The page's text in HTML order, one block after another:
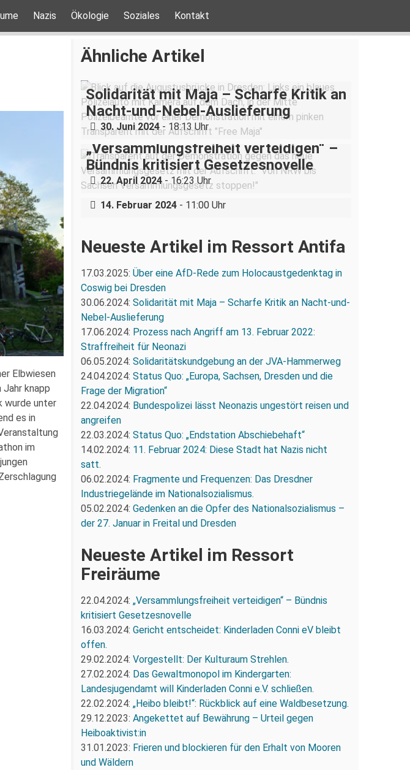
Nazis Ökologie Soziales Kontakt
Elbwiesen
knapp
wurde unter
es in
im
Ähnliche Artikel
Solidarität mit Maja – Scharfe Kritik an
Nacht-und-Nebel-Auslieferung
30. Juni 2024- 18:13 Uhr
„Versammlungsfreiheit verteidigen“ –
Bündnis kritisiert Gesetzesnovelle
22. April 2024- 16:23 Uhr
11. Februar 2024: Diese Stadt hat
Nazis nicht satt.
14. Februar 2024- 11:00 Uhr
Neueste Artikel im Ressort Antifa
17.03.2025: Über eine AfD-Rede zum Holocaustgedenktag in
Coswig bei Dresden
30.06.2024: Solidarität mit Maja – Scharfe Kritik an Nacht-und-
Nebel-Auslieferung
17.06.2024: Prozess nach Angriff am 13. Februar 2022:
Straffreiheit für Neonazi
06.05.2024: Solidaritätskundgebung an der JVA-Hammerweg
24.04.2024: Status Quo: „Europa, Sachsen, Dresden und die
Frage der Migration“
22.04.2024: Bundespolizei lässt Neonazis ungestört reisen und
angreifen
22.03.2024: Status Quo: „Endstation Abschiebehaft“
14.02.2024: 11. Februar 2024: Diese Stadt hat Nazis nicht
satt.
06.02.2024: Fragmente und Frequenzen: Das Dresdner
Industriegelände im Nationalsozialismus.
05.02.2024: Gedenken an die Opfer des Nationalsozialismus –
der 27. Januar in Freital und Dresden
Neueste Artikel im Ressort
Freiräume
22.04.2024: „Versammlungsfreiheit verteidigen“ – Bündnis
kritisiert Gesetzesnovelle
16.03.2024: Gericht entscheidet: Kinderladen Conni eV bleibt
offen.
29.02.2024: Vorgestellt: Der Kulturaum Strehlen.
27.02.2024: Das Gewaltmonopol im Kindergarten:
Landesjugendamt will Kinderladen Conni e.V. schließen.
22.02.2024: „Heibo bleibt!“: Rückblick auf eine Waldbesetzung.
29.12.2023: Angekettet auf Bewährung – Urteil gegen
Heiboaktivist:in
31.01.2023: Frieren und blockieren für den Erhalt von Mooren
und Wäldern